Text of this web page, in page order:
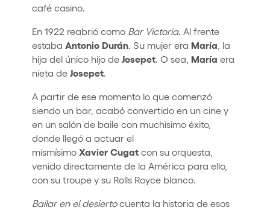
café casino.
En 1922 reabrió como Bar Victoria. Al frente
estaba Antonio Durán. Su mujer era María , la
hija del único hijo de Josepet. O sea, María era
nieta de Josepet.
A partir de ese momento lo que comenzó
siendo un bar, acabó convertido en un cine y
en un salón de baile con muchísimo éxito,
donde llegó a actuar el
mismísimo Xavier Cugatcon su orquesta,
venido directamente de la América para ello,
con su troupe y su Rolls Royce blanco.
Bailar en el desiertocuenta la historia de esos